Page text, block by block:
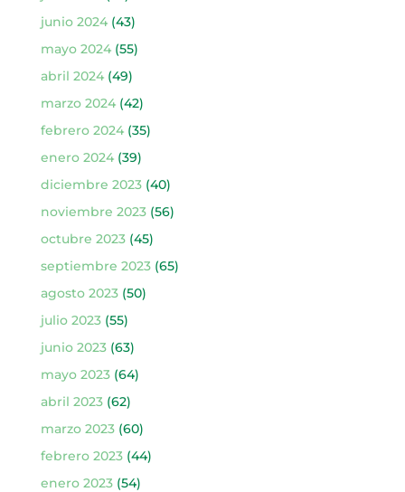
junio 2024(43)
mayo 2024(55)
abril 2024(49)
marzo 2024(42)
febrero 2024(35)
enero 2024(39)
diciembre 2023(40)
noviembre 2023(56)
octubre 2023(45)
septiembre 2023(65)
agosto 2023(50)
julio 2023(55)
junio 2023(63)
mayo 2023(64)
abril 2023(62)
marzo 2023(60)
febrero 2023(44)
enero 2023(54)